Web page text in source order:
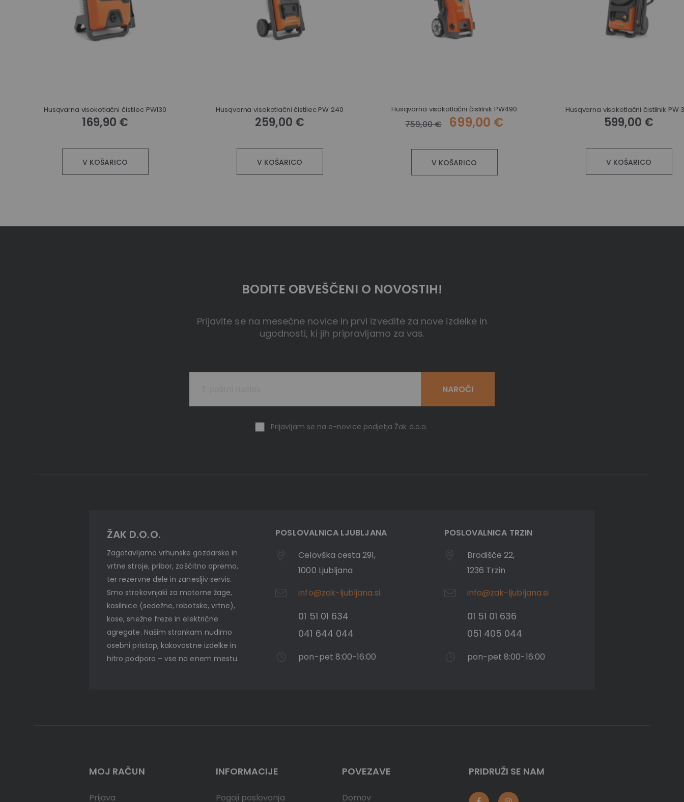
Husqvarna visokotlačni čistilec PW130
169,90 €
V KOŠARICO
Husqvarna visokotlačni čistilec PW 240
259,00 €
V KOŠARICO
Husqvarna visokotlačni čistilnik PW490
759,00 € 699,00 €
V KOŠARICO
Husqvarna visokotlačni čistilnik PW
599,00 €
V KOŠARICO
BODITE OBVEŠČENI O NOVOSTIH!
Prijavite se na mesečne novice in prvi izvedite za nove izdelke in
ugodnosti, ki jih pripravljamo za vas.
Prijavljam se na e-novice podjetja Žak d.o.o.
NAROČI
ŽAK D.O.O.
Zagotavljamo vrhunske gozdarske in
vrtne stroje, pribor, zaščitno opremo,
ter rezervne dele in zanesljiv servis.
Smo strokovnjaki za motorne žage,
kosilnice (sedežne, robotske, vrtne),
kose, snežne freze in električne
agregate. Našim strankam nudimo
osebni pristop, kakovostne izdelke in
hitro podporo – vse na enem mestu.
POSLOVALNICA LJUBLJANA
Celovška cesta 291,
1000 Ljubljana
info@zak-ljubljana.si
01 51 01 634
041 644 044
pon-pet 8:00-16:00
POSLOVALNICA TRZIN
Brodišče 22,
1236 Trzin
info@zak-ljubljana.si
01 51 01 636
051 405 044
pon-pet 8:00-16:00
MOJ RAČUN
Prijava
INFORMACIJE
Pogoji poslovanja
POVEZAVE
Domov
PRIDRUŽI SE NAM